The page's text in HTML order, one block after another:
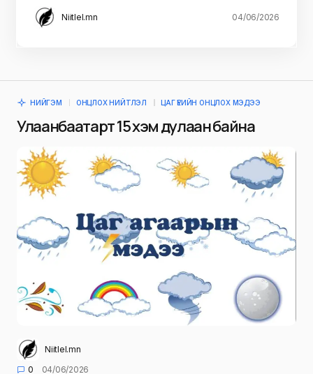
Niitlel.mn 04/06/2026
НИЙГЭМ ОНЦЛОХ НИЙТЛЭЛ ЦАГ ҮЕИЙН ОНЦЛОХ МЭДЭЭ
Улаанбаатарт 15 хэм дулаан байна
Niitlel.mn
0
04/06/2026